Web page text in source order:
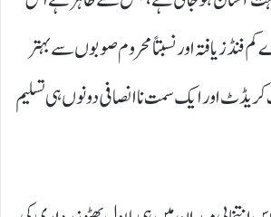
یافتہ اور نسبتاً محروم صوبوں سے بہتر
اور ایک سمت ناانصافی دونوں ہی تسلیم